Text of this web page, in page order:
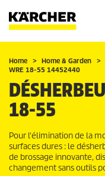
Panier
Mes Favoris
Home Home & Garden
WRE 18-55 14452440
18-55
Pour l'élimination de la
surfaces dures : le
de brossage innovante,
changement sans outils